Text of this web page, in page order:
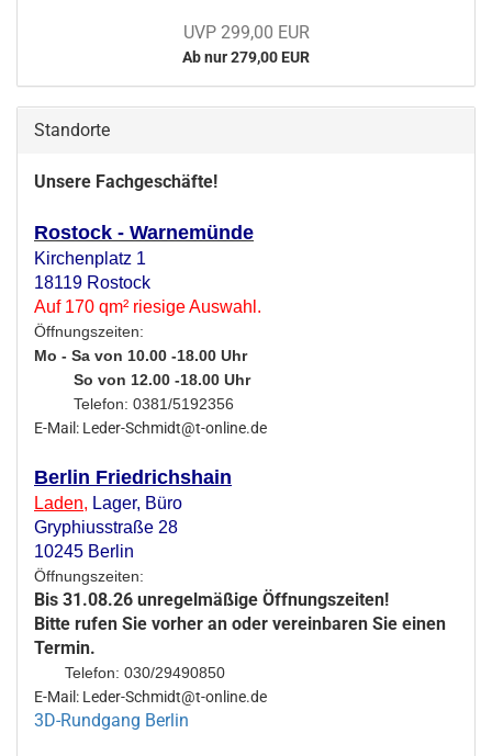
UVP 299,00 EUR
Ab nur 279,00 EUR
Standorte
Unsere Fachgeschäfte!
Rostock - Warnemünde
Kirchenplatz 1
18119 Rostock
Auf 170 qm² riesige Auswahl.
Öffnungszeiten:
Mo - Sa von 10.00 -18.00 Uhr
So von 12.00 -18.00 Uhr
Telefon: 0381/5192356
E-Mail: Leder-Schmidt@t-online.de
Berlin Friedrichshain
Laden, Lager, Büro
Gryphiusstraße 28
10245 Berlin
Öffnungszeiten:
Bis 31.08.26 unregelmäßige Öffnungszeiten!
Bitte rufen Sie vorher an oder vereinbaren Sie einen
Termin.
Telefon: 030/29490850
E-Mail: Leder-Schmidt@t-online.de
3D-Rundgang Berlin